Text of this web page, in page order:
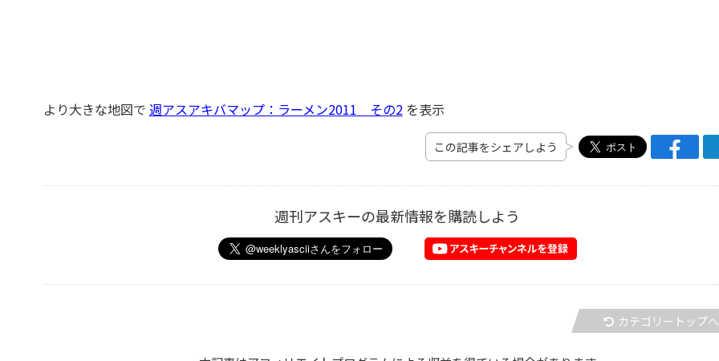
より大きな地図で 週アスアキ­バマップ：­ラーメン2011 その2を表示
この記事をシェアしよう
週刊アスキーの最新情報を購読しよう
カテゴリートップへ